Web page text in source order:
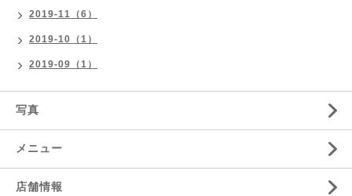
2019-11（6）
2019-10（1）
2019-09（1）
写真
メニュー
店舗情報